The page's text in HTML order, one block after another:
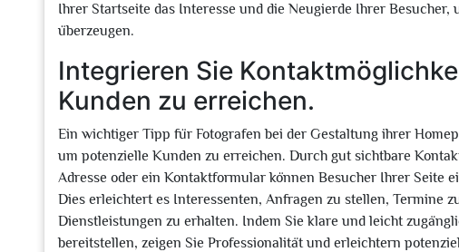
Ihrer Startseite das Interesse und die Neugierde Ihrer
überzeugen.
Integrieren Sie
Kunden zu erreichen.
Ein wichtiger Tipp für Fotografen bei der Gestaltung ihrer
um potenzielle Kunden zu erreichen. Durch gut sichtbare
Adresse oder ein Kontaktformular können Besucher Ihrer Seite
Dies erleichtert es Interessenten, Anfragen zu stellen, Termine
Dienstleistungen zu erhalten. Indem Sie klare und leicht
bereitstellen, zeigen Sie Professionalität und erleichtern